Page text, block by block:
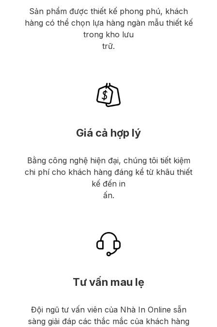
Sản phẩm được thiết kế phong phú, khách
hàng có thể chọn lựa hàng ngàn mẫu thiết kế
trong kho lưu
trữ.
Giá cả hợp lý
Bằng công nghệ hiện đại, chúng tôi tiết kiệm
chi phí cho khách hàng đáng kể từ khâu thiết
kế đến in
ấn.
Tư vấn mau lẹ
Đội ngũ tư vấn viên của Nhà In Online sẵn
sàng giải đáp các thắc mắc của khách hàng